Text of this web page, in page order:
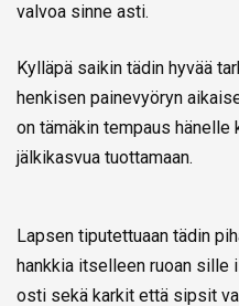
valvoa sinne asti.
Kylläpä saikin tädin hyvää
henkisen painevyöryn
on tämäkin tempaus hänelle
jälkikasvua tuottamaan.
Lapsen tiputettuaan tädin
hankkia itselleen ruoan sille
osti sekä karkit että sipsit